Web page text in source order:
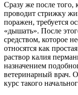
Сразу же после того,
проводит стрижку
поражен, требуется
«дышать». После
средством, которое
относятся как
раствор калия
назначением
ветеринарный врач.
курс такого